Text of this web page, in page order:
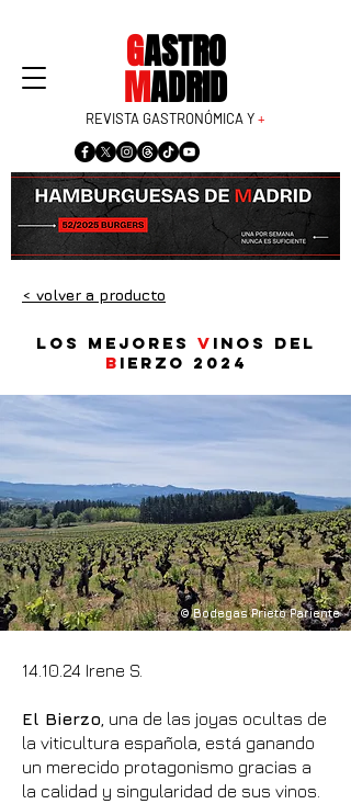
GASTRO
MADRID
REVISTA GASTRONÓMICA Y+
< volver a producto
Los mejores v inos del
B ierzo 2024
© Bodegas Prieto Pariente
14.10.24 Irene S.
El Bierzo , una de las joyas ocultas de
la viticultura española, está ganando
un merecido protagonismo gracias a
la calidad y singularidad de sus vinos.